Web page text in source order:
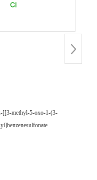
[[3-methyl-5-oxo-1-(3-